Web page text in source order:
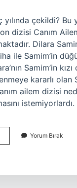
yılında çekildi? Bu
dizisi Canım
Dilara
ile Samim’in
Samim’in
kararlı olan
ailem dizisi
Yorum Bırak